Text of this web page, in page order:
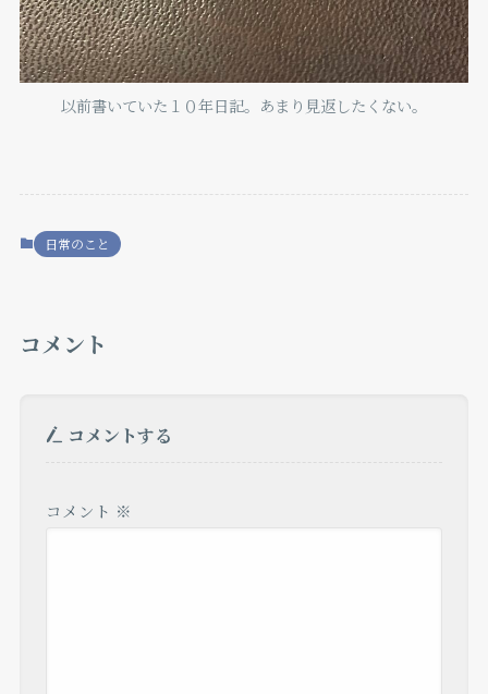
以前書いていた１０年日記。あまり見返したくない。
日常のこと
コメント
コメントする
コメント ※